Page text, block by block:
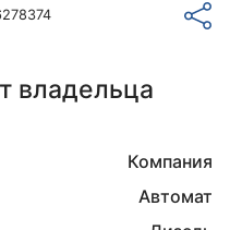
владельца
Компания
Автомат